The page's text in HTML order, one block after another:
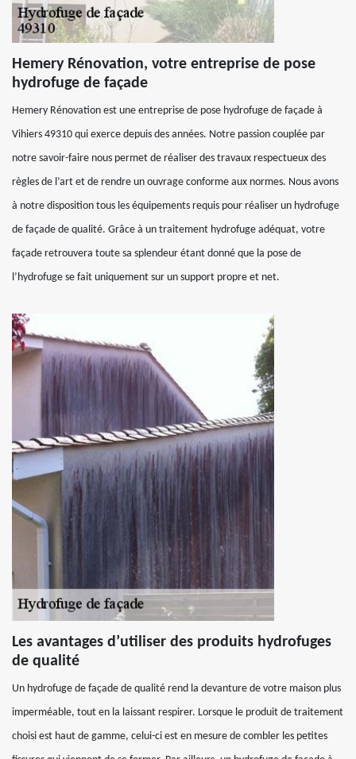
Hemery Rénovation, votre entreprise de pose
hydrofuge de façade
Hemery Rénovation est une entreprise de pose hydrofuge de façade à
Vihiers 49310 qui exerce depuis des années. Notre passion couplée par
notre savoir-faire nous permet de réaliser des travaux respectueux des
règles de l’art et de rendre un ouvrage conforme aux normes. Nous avons
à notre disposition tous les équipements requis pour réaliser un hydrofuge
de façade de qualité. Grâce à un traitement hydrofuge adéquat, votre
façade retrouvera toute sa splendeur étant donné que la pose de
l’hydrofuge se fait uniquement sur un support propre et net.
Les avantages d’utiliser des produits hydrofuges
de qualité
Un hydrofuge de façade de qualité rend la devanture de votre maison plus
imperméable, tout en la laissant respirer. Lorsque le produit de traitement
choisi est haut de gamme, celui-ci est en mesure de combler les petites